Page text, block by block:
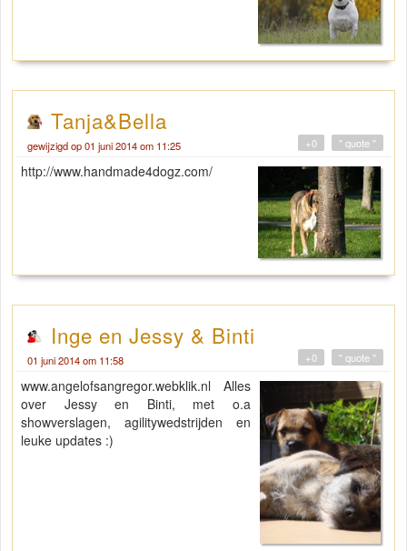
Tanja&Bella
gewijzigd op 01 juni 2014 om 11:25 " quote "
+0
http://www.handmade4dogz.com/
Inge en Jessy & Binti
01 juni 2014 om 11:58 " quote "
+0
www.angelofsangregor.webklik.nl Alles
over Jessy en Binti, met o.a
showverslagen, agilitywedstrijden en
leuke updates :)